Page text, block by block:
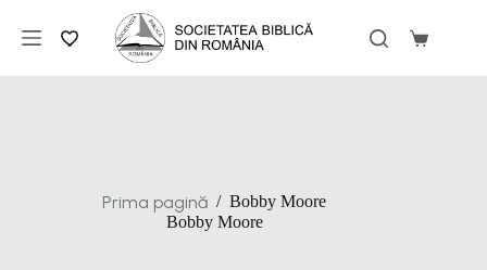
conținut
Coș
Prima pagină / Bobby Moore
Bobby Moore